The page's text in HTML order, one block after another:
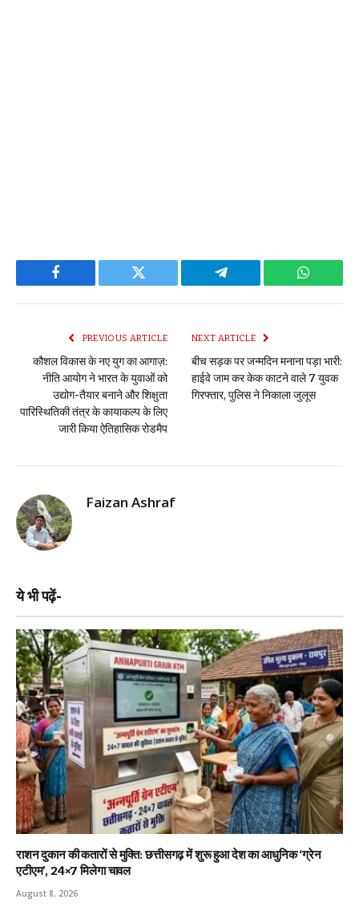
Facebook Twitter Telegram
PREVIOUS ARTICLE
कौशल विकास के नए युग का आगाज़:
नीति आयोग ने भारत के युवाओं को
उद्योग-तैयार बनाने और शिक्षुता
पारिस्थितिकी तंत्र के कायाकल्प के लिए
जारी किया ऐतिहासिक रोडमैप
NEXT ARTICLE
बीच सड़क पर जन्मदिन मनाना पड़ा भारी:
हाईवे जाम कर केक काटने वाले 7 युवक
गिरफ्तार, पुलिस ने निकाला जुलूस
Faizan Ashraf
ये भी पढ़ें-
राशन दुकान की कतारों से मुक्ति: छत्तीसगढ़ में शुरू हुआ देश का आधुनिक ‘ग्रेन
एटीएम’, 24×7 मिलेगा चावल
August 8, 2026